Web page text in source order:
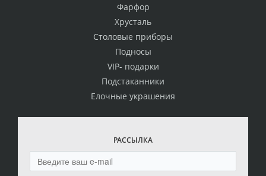
Фарфор
Хрусталь
Столовые приборы
Подносы
VIP- подарки
Подстаканники
Елочные украшения
РАССЫЛКА